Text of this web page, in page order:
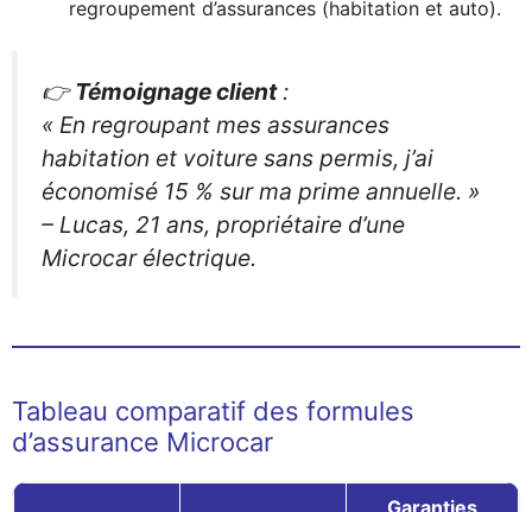
regroupement d’assurances (habitation et auto).
👉Témoignage client:
« En regroupant mes assurances
habitation et voiture sans permis, j’ai
économisé 15 % sur ma prime annuelle. »
– Lucas, 21 ans, propriétaire d’une
Microcar électrique.
Tableau comparatif des formules
d’assurance Microcar
Garanties